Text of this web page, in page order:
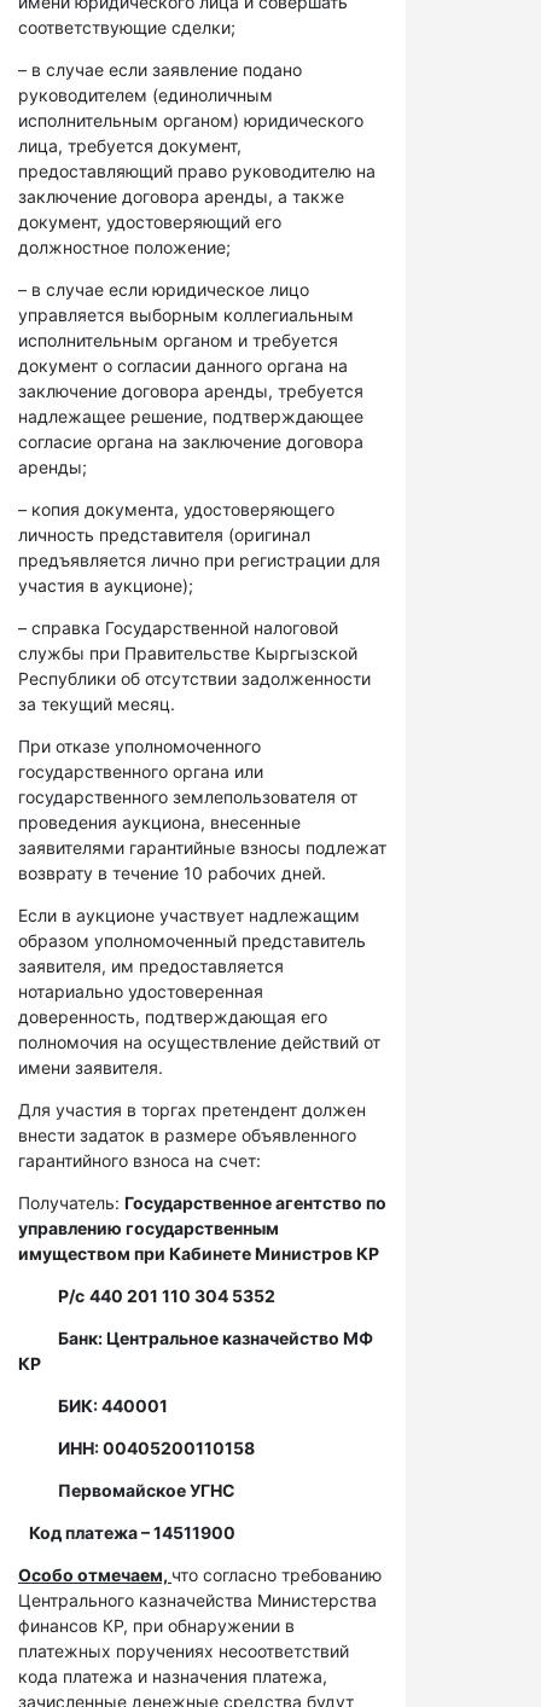
соответствующие сделки;
– в случае если заявление подано
руководителем (единоличным
исполнительным органом) юридического
лица, требуется документ,
предоставляющий право руководителю на
заключение договора аренды, а также
документ, удостоверяющий его
должностное положение;
– в случае если юридическое лицо
управляется выборным коллегиальным
исполнительным органом и требуется
документ о согласии данного органа на
заключение договора аренды, требуется
надлежащее решение, подтверждающее
согласие органа на заключение договора
аренды;
– копия документа, удостоверяющего
личность представителя (оригинал
предъявляется лично при регистрации для
участия в аукционе);
– справка Государственной налоговой
службы при Правительстве Кыргызской
Республики об отсутствии задолженности
за текущий месяц.
При отказе уполномоченного
государственного органа или
государственного землепользователя от
проведения аукциона, внесенные
заявителями гарантийные взносы подлежат
возврату в течение 10 рабочих дней.
Если в аукционе участвует надлежащим
образом уполномоченный представитель
заявителя, им предоставляется
нотариально удостоверенная
доверенность, подтверждающая его
полномочия на осуществление действий от
имени заявителя.
Для участия в торгах претендент должен
внести задаток в размере объявленного
гарантийного взноса на счет:
Получатель: Государственное агентство по
управлению государственным
имуществом при Кабинете Министров КР
Р/с 440 201 110 304 5352
Банк: Центральное казначейство МФ
КР
БИК: 440001
ИНН: 00405200110158
Первомайское УГНС
Код платежа – 14511900
Особо отмечаем, что согласно требованию
Центрального казначейства Министерства
финансов КР, при обнаружении в
платежных поручениях несоответствий
кода платежа и назначения платежа,
зачисленные денежные средства будут